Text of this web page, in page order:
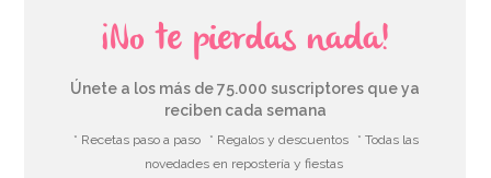
¡No te pierdas nada!
Únete a los más de 75.000 suscriptores que ya
reciben cada semana
* Recetas paso a paso * Regalos y descuentos
* Todas las
novedades en repostería y fiestas